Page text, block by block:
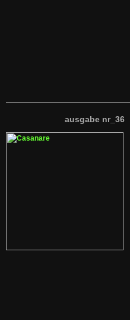
ausgabe nr_36